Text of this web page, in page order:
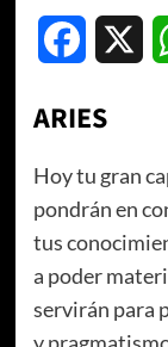
Facebook
ARIES
Hoy tu gran
pondrán en
tus
a poder
servirán para